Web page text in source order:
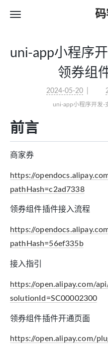
码
uni-app小程序
领券组
2024-05-20
uni-app小程序开发-
前言
商家券
https://
pathHash=c2ad7338
领券组件插件接入流程
https://
pathHash=56ef335b
接入指引
https://open.alipay.com/
solutionId=SC00002300
领券组件插件开通页面
https://open.alipay.com/